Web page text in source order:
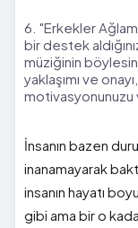
6. "Erkekler
bir destek
müziğinin
yaklaşımı ve
motivasyonunuzu
İnsanın bazen
inanamayarak
insanın hayatı
gibi ama bir o